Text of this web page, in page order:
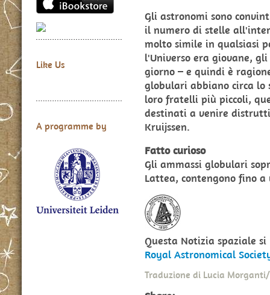
Like Us
A programme by
Gli astronomi sono
il numero di stelle
molto simile in qualsiasi
l'Universo era giovane,
giorno – e quindi è
globulari abbiano circa lo
loro fratelli più piccoli,
destinati a venire
Kruijssen.
Fatto curioso
Gli ammassi globulari
Lattea, contengono fino
Questa Notizia spaziale
Royal Astronomical
Traduzione di Lucia Morganti/